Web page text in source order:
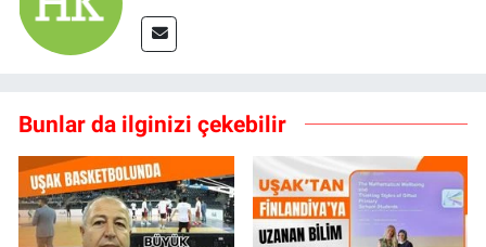
Bunlar da ilginizi çekebilir